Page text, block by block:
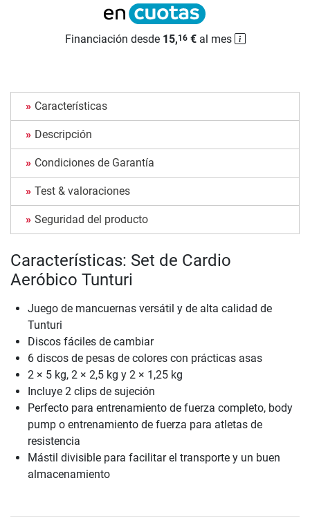
Financiación desde 15,16€al mes
Características
Descripción
Condiciones de Garantía
Test & valoraciones
Seguridad del producto
Características: Set de Cardio
Aeróbico Tunturi
Juego de mancuernas versátil y de alta calidad de
Tunturi
Discos fáciles de cambiar
6 discos de pesas de colores con prácticas asas
2 × 5 kg, 2 × 2,5 kg y 2 × 1,25 kg
Incluye 2 clips de sujeción
Perfecto para entrenamiento de fuerza completo, body
pump o entrenamiento de fuerza para atletas de
resistencia
Mástil divisible para facilitar el transporte y un buen
almacenamiento